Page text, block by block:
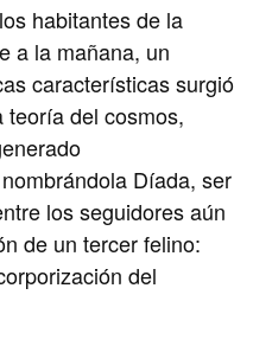
habitantes de la
a la mañana, un
características surgió
teoría del cosmos,
Díada, ser
los seguidores aún
de un tercer felino:
del